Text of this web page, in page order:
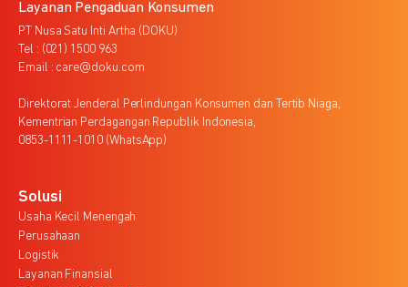
Layanan Pengaduan Konsumen
PT Nusa Satu Inti Artha (DOKU)
Tel : (021) 1500 963
Email : care@doku.com
Direktorat Jenderal Perlindungan Konsumen dan Tertib Niaga,
Kementrian Perdagangan Republik Indonesia,
0853-1111-1010 (WhatsApp)
Solusi
Usaha Kecil Menengah
Perusahaan
Logistik
Layanan Finansial